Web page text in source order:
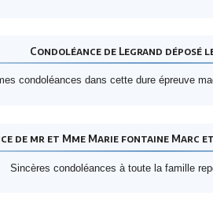
Condoléance de Legrand déposé
condoléances dans cette dure épreuve
de mr et Mme Marie fontaine Marc
Sincères condoléances à toute la famille